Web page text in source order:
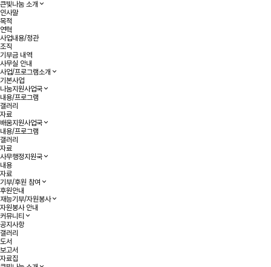
큰빛나눔 소개
인사말
목적
연혁
사업내용/정관
조직
기부금 내역
사무실 안내
사업/프로그램소개
기본사업
나눔지원사업국
내용/프로그램
갤러리
자료
배움지원사업국
내용/프로그램
갤러리
자료
사무행정지원국
내용
자료
기부/후원 참여
후원안내
재능기부/자원봉사
자원봉사 안내
커뮤니티
공지사항
갤러리
도서
보고서
자료집